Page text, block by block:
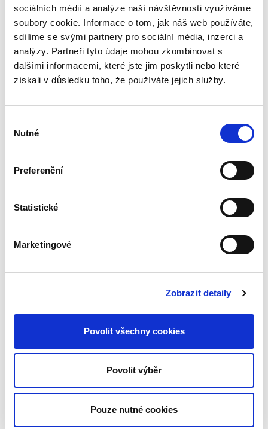
sociálních médií a analýze naší návštěvnosti využíváme
soubory cookie. Informace o tom, jak náš web používáte,
sdílíme se svými partnery pro sociální média, inzerci a
analýzy. Partneři tyto údaje mohou zkombinovat s
dalšími informacemi, které jste jim poskytli nebo které
získali v důsledku toho, že používáte jejich služby.
souhlasu
Nutné
Preferenční
Statistické
Marketingové
Zobrazit detaily
Povolit všechny cookies
Povolit výběr
Pouze nutné cookies
Profesor Miroslav Bělina celý svůj profesní život
usiluje o rozvoj pracovního práva. Obor a jeho
specifika trvale hájí na poli akademickém i
legislativním. Knihou Obrana pracovního práva
chce...
Specifika výkladu
David Sehnálek
390,00 Kč
Evropské unie a jeho zvláštnosti ve srovnání s
vnitrostátního. Často je totiž zdůrazňován vliv
Zákaz diskriminace
pracovněprávních
vztazích v ČR a ve
vybraných zemích
EU